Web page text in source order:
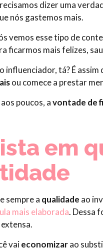
dizer uma
nós gastemos mais.
vemos esse tipo de
ficarmos mais felizes,
influenciador, tá? É
ou comece a prestar
poucos, avontade de
em
sempre a qualidade ao
mais elaborada. Dessa
vaieconomizarao